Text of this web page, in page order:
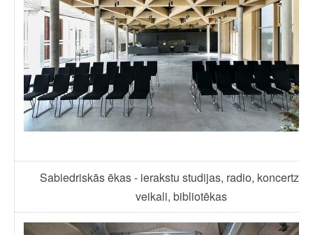
Sabiedriskās ēkas - ierakstu studijas, radio,
veikali, bibliotēkas